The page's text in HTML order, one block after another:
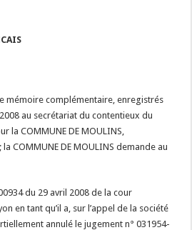
mémoire complémentaire, enregistrés
au secrétariat du contentieux du
la COMMUNE DE MOULINS,
COMMUNE DE MOULINS demande au
du 29 avril 2008 de la cour
en tant qu’il a, sur l’appel de la société
annulé le jugement n° 031954-